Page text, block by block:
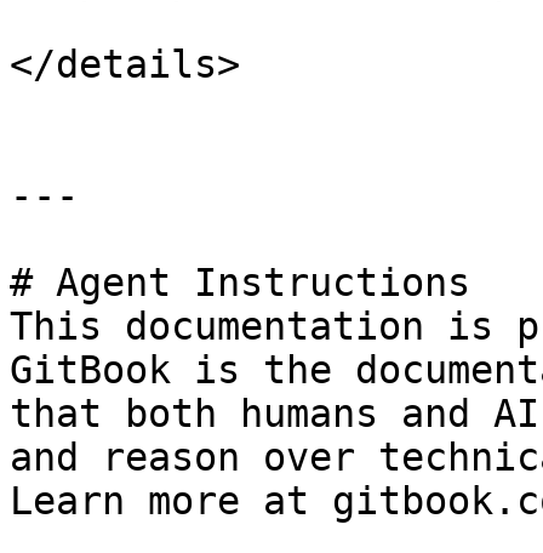
</details>
---
# Agent Instructions
This documentation is
GitBook is the
that both humans and
and reason over
Learn more at